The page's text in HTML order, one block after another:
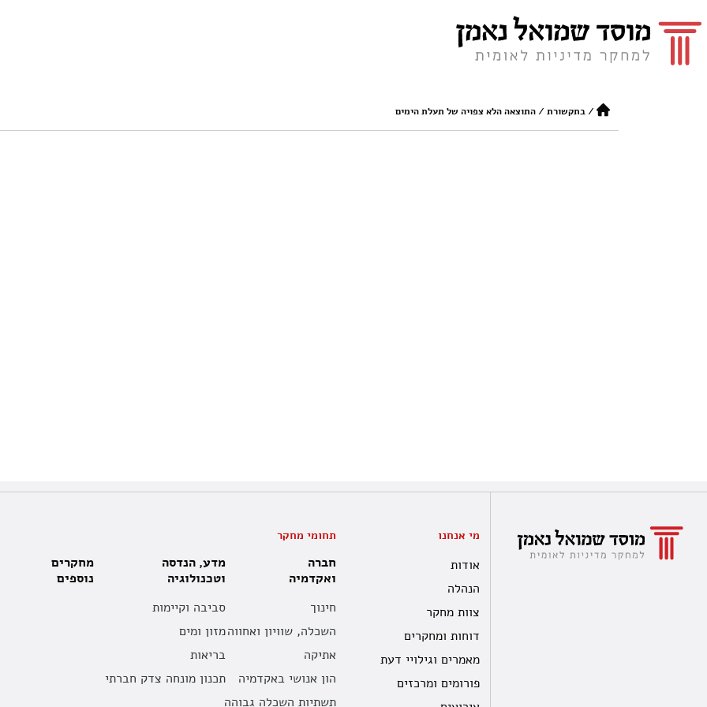
/בתקשורת /התוצאה הלא צפויה של תעלת הימים
מי אנחנו
אודות
הנהלה
צוות מחקר
דוחות ומחקרים
מאמרים וגילויי דעת
פורומים ומרכזים
תחומי מחקר
חברה
ואקדמיה
חינוך
השכלה, שוויון ואחווה
אתיקה
הון אנושי באקדמיה
תשתיות השכלה גבוהה
מדע, הנדסה
וטכנולוגיה
סביבה וקיימות
מזון ומים
בריאות
תכנון מונחה צדק חברתי
מחקרים
נוספים